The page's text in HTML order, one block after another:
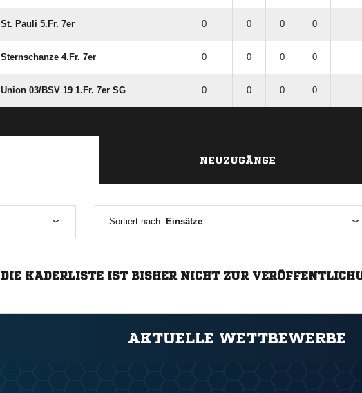
St. Pauli 5.Fr. 7er 0 0 0 0
Sternschanze 4.Fr. 7er 0 0 0 0
Union 03/​BSV 19 1.Fr. 7er SG 0 0 0 0
NEUZUGÄNGE
Sortiert nach: Einsätze
DIE KADERLISTE IST BISHER NICHT ZUR
AKTUELLE WETTBEWERBE